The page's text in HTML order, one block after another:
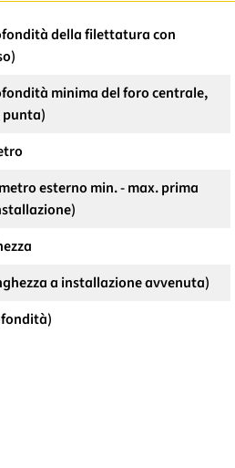
della filettatura con
minima del foro centrale,
punta)
esterno min. - max. prima
a installazione avvenuta)